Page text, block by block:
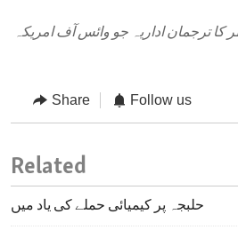
ترجمان اداریہ جو وائس آف امریکہ
Share Follow us
Related
حلبجہ پر کیمیائی حملے کی یاد میں